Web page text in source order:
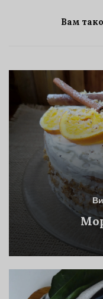
Вам